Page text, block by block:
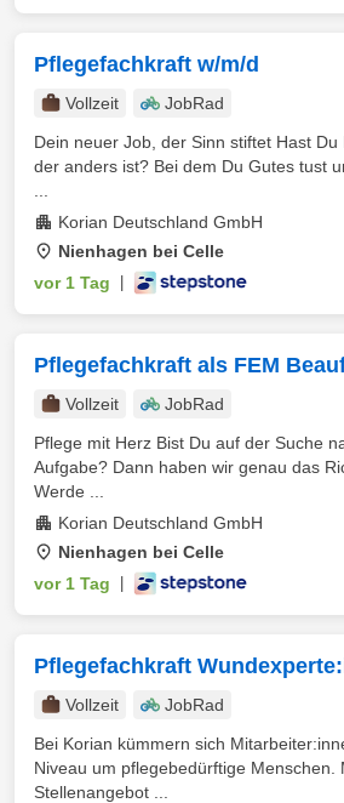
Pflegefachkraft w/m/d
Vollzeit
JobRad
Dein neuer Job, der Sinn stiftet Hast Du
der anders ist? Bei dem Du Gutes tust
Korian Deutschland GmbH
Nienhagen bei Celle
vor 1 Tag
Pflegefachkraft als FEM
Vollzeit
JobRad
Pflege mit Herz Bist Du auf der Suche
Aufgabe? Dann haben wir genau das
Werde ...
Korian Deutschland GmbH
Nienhagen bei Celle
vor 1 Tag
Pflegefachkraft
Vollzeit
JobRad
Bei Korian kümmern sich
Niveau um pflegebedürftige Menschen.
Stellenangebot ...